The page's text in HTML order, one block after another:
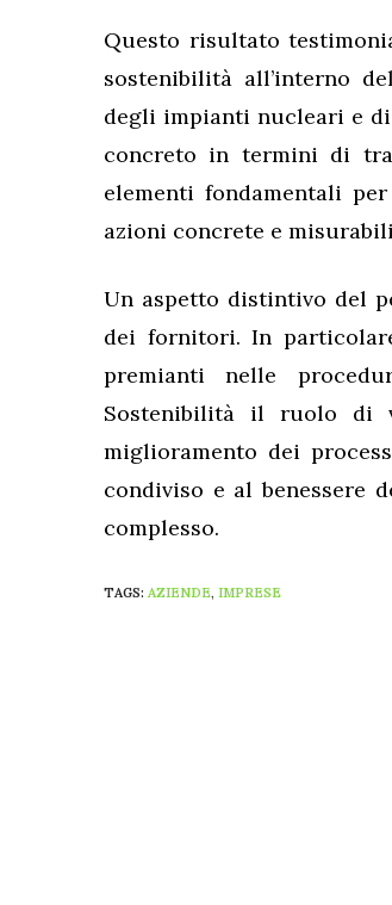
Questo risultato
sostenibilità all’interno
degli impianti nucleari e
concreto in termini di
elementi fondamentali
azioni concrete e
Un aspetto distintivo del
dei fornitori. In
premianti nelle
Sostenibilità il ruolo di
miglioramento dei
condiviso e al benessere
complesso.
TAGS: AZIENDE, IMPRESE